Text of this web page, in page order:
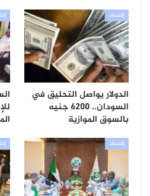
إقتصاد
الدولار يواصل التحليق في
السودان.. 6200 جنيه
بالسوق الموازية
إقتصاد